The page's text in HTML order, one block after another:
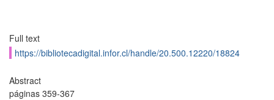
Full text
https://bibliotecadigital.infor.cl/handle/20.500.12220/18824
Abstract
páginas 359-367